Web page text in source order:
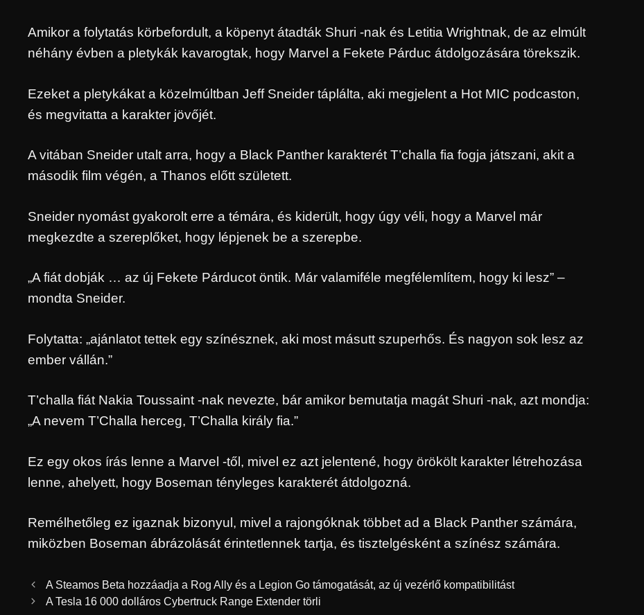
Amikor a folytatás körbefordult, a köpenyt átadták Shuri -nak és Letitia Wrightnak, de az elmúlt
néhány évben a pletykák kavarogtak, hogy Marvel a Fekete Párduc átdolgozására törekszik.
Ezeket a pletykákat a közelmúltban Jeff Sneider táplálta, aki megjelent a Hot MIC podcaston,
és megvitatta a karakter jövőjét.
A vitában Sneider utalt arra, hogy a Black Panther karakterét T’challa fia fogja játszani, akit a
második film végén, a Thanos előtt született.
Sneider nyomást gyakorolt ​​erre a témára, és kiderült, hogy úgy véli, hogy a Marvel már
megkezdte a szereplőket, hogy lépjenek be a szerepbe.
„A fiát dobják … az új Fekete Párducot öntik. Már valamiféle megfélemlítem, hogy ki lesz” –
mondta Sneider.
Folytatta: „ajánlatot tettek egy színésznek, aki most másutt szuperhős. És nagyon sok lesz az
ember vállán.”
T’challa fiát Nakia Toussaint -nak nevezte, bár amikor bemutatja magát Shuri -nak, azt mondja:
„A nevem T’Challa herceg, T’Challa király fia.”
Ez egy okos írás lenne a Marvel -től, mivel ez azt jelentené, hogy örökölt karakter létrehozása
lenne, ahelyett, hogy Boseman tényleges karakterét átdolgozná.
Remélhetőleg ez igaznak bizonyul, mivel a rajongóknak többet ad a Black Panther számára,
miközben Boseman ábrázolását érintetlennek tartja, és tisztelgésként a színész számára.
A Steamos Beta hozzáadja a Rog Ally és a Legion Go támogatását, az új vezérlő kompatibilitást
A Tesla 16 000 dolláros Cybertruck Range Extender törli